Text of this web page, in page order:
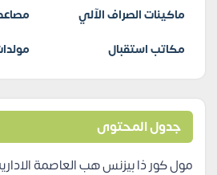
ماكينات الصراف الآلي
مكاتب استقبال
جدول المحتوى